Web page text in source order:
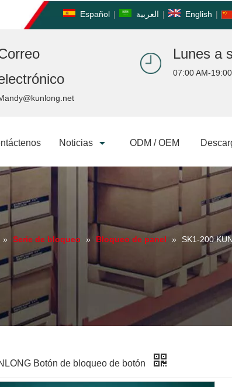
Español | العربية | English |
Lunes a
07:00 AM-
Noticias ODM / OEM
» Serie de bloqueo » Bloqueo de panel » SK1-200
Botón de bloqueo de botón